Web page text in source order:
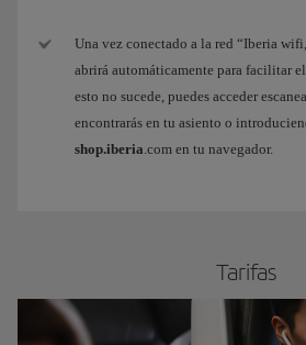
Una vez conectado a la red “Iberia
abrirá automáticamente para facilitar
esto no sucede, puedes acceder
encontrarás en tu asiento o
shop.iberia .com en tu navegador.
​Tarifas